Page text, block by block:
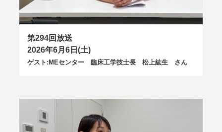
第294回放送
2026年6月6日(土)
ゲスト:MEセンター 臨床工学技士長 松上紘生 さん